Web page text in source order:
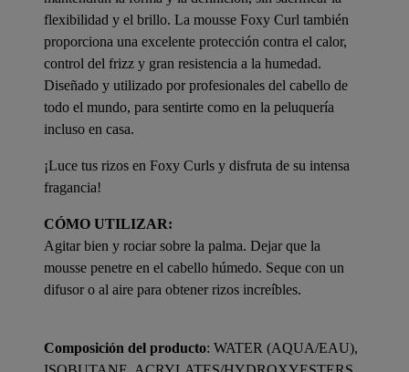
flexibilidad y el brillo. La mousse Foxy Curl también
proporciona una excelente protección contra el calor,
control del frizz y gran resistencia a la humedad.
Diseñado y utilizado por profesionales del cabello de
todo el mundo, para sentirte como en la peluquería
incluso en casa.
¡Luce tus rizos en Foxy Curls y disfruta de su intensa
fragancia!
CÓMO UTILIZAR:
Agitar bien y rociar sobre la palma. Dejar que la
mousse penetre en el cabello húmedo. Seque con un
difusor o al aire para obtener rizos increíbles.
Composición del producto: WATER (AQUA/EAU),